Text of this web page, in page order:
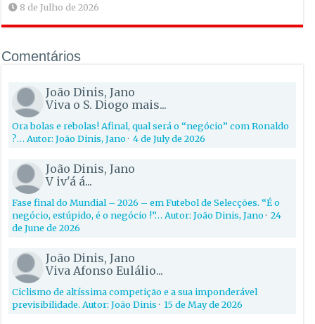
8 de Julho de 2026
Comentários
João Dinis, Jano
Viva o S. Diogo mais...
Ora bolas e rebolas! Afinal, qual será o “negócio” com Ronaldo
?… Autor: João Dinis, Jano·4 de July de 2026
João Dinis, Jano
V iv'á á...
Fase final do Mundial – 2026 – em Futebol de Selecções. “É o
negócio, estúpido, é o negócio !”… Autor: João Dinis, Jano·24
de June de 2026
João Dinis, Jano
Viva Afonso Eulálio...
Ciclismo de altíssima competição e a sua imponderável
previsibilidade. Autor: João Dinis·15 de May de 2026